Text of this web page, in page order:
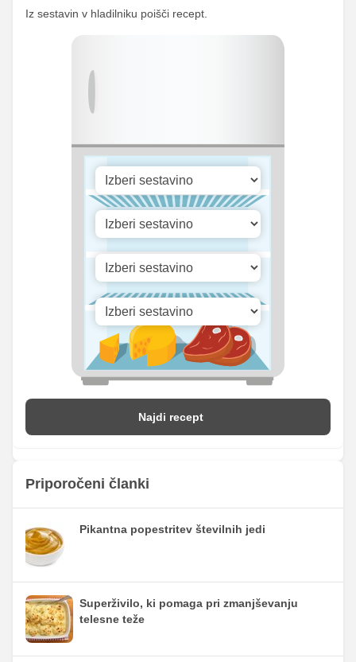
Iz sestavin v hladilniku poišči recept.
Najdi recept
Priporočeni članki
Pikantna popestritev številnih jedi
Superživilo, ki pomaga pri zmanjševanju
telesne teže